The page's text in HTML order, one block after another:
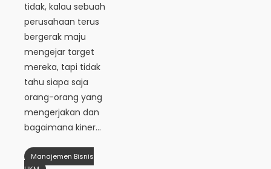
tidak, kalau sebuah
perusahaan terus
bergerak maju
mengejar target
mereka, tapi tidak
tahu siapa saja
orang-orang yang
mengerjakan dan
bagaimana kiner...
Manajemen Bisnis